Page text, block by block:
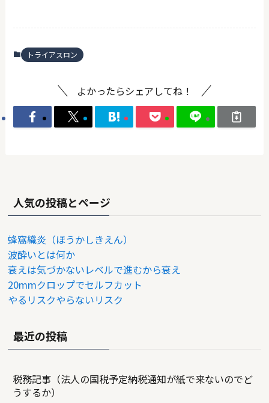
トライアスロン
よかったらシェアしてね！
人気の投稿とページ
蜂窩織炎（ほうかしきえん）
波酔いとは何か
衰えは気づかないレベルで進むから衰え
20mmクロップでセルフカット
やるリスクやらないリスク
最近の投稿
税務記事（法人の国税予定納税通知が紙で来ないのでど
うするか）